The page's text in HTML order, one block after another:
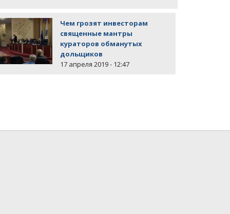
Чем грозят инвесторам
священные мантры
кураторов обманутых
дольщиков
17 апреля 2019 - 12:47